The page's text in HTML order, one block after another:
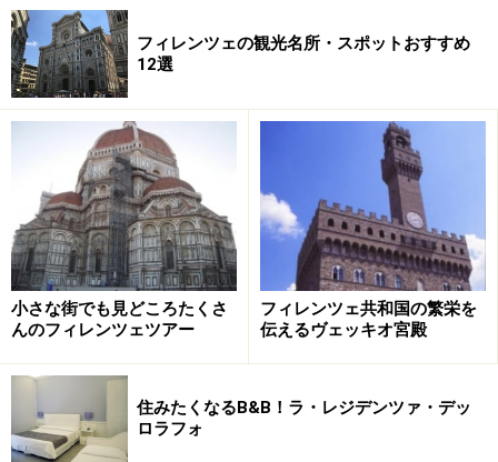
行き方：チッタ通りVia di Citta'をバンキ・ディ・ソプラ
通りVia Banchi di Sopra方面に向かって歩き、 インディペ
ンデント広場Piazza indipendenteからテルミニ通りVia
dei Terminiに入ってスグ左側。
■オステリア トロンビッキエ OSTERIA
TROMBICCHIE
カワイイ内装のオステリアで、本場シエナ料理が食べら
れるそう。 今回、筆者は行ってませんが、こちらのお店
もオススメだそうです。上記のエノテカ・イ・テルツィ
の ツウっぷりからしても、期待できそうな一軒です。
■OSTERIA TROMBICCHIE
電：0577-288089
営：
休：
フィレンツェの観光名所・スポットおすすめ
12選
小さな街でも見どころたくさ
んのフィレンツェツアー
フィレンツェ共和国の繁栄を
伝えるヴェッキオ宮殿
住みたくなるB&B！ラ・レジデンツァ・デッ
ロラフォ